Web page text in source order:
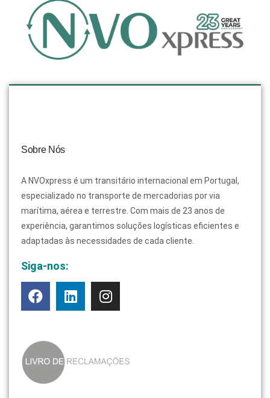
Sobre Nós
A NVOxpress é um transitário internacional em Portugal,
especializado no transporte de mercadorias por via
marítima, aérea e terrestre. Com mais de 23 anos de
experiência, garantimos soluções logísticas eficientes e
adaptadas às necessidades de cada cliente.
Siga-nos: